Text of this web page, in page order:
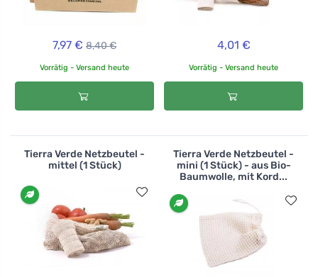
7,97 € 8,40 €
Vorrätig - Versand heute
4,01 €
Vorrätig - Versand heute
Tierra Verde Netzbeutel -
mittel (1 Stück)
Tierra Verde Netzbeutel -
mini (1 Stück) - aus Bio-
Baumwolle, mit Kord...